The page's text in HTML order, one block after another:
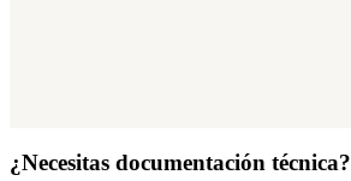
¿Necesitas documentación técnica?